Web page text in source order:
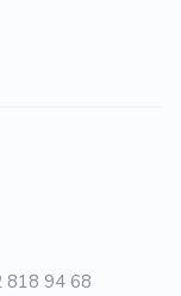
818 94 68